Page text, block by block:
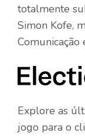
totalmente
Simon Kofe,
Comunicação
Explore as
jogo para o